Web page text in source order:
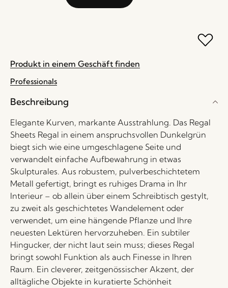
Produkt in einem Geschäft finden
Professionals
Beschreibung
Elegante Kurven, markante Ausstrahlung. Das Regal
Sheets Regal in einem anspruchsvollen Dunkelgrün
biegt sich wie eine umgeschlagene Seite und
verwandelt einfache Aufbewahrung in etwas
Skulpturales. Aus robustem, pulverbeschichtetem
Metall gefertigt, bringt es ruhiges Drama in Ihr
Interieur – ob allein über einem Schreibtisch gestylt,
zu zweit als geschichtetes Wandelement oder
verwendet, um eine hängende Pflanze und Ihre
neuesten Lektüren hervorzuheben. Ein subtiler
Hingucker, der nicht laut sein muss; dieses Regal
bringt sowohl Funktion als auch Finesse in Ihren
Raum. Ein cleverer, zeitgenössischer Akzent, der
alltägliche Objekte in kuratierte Schönheit